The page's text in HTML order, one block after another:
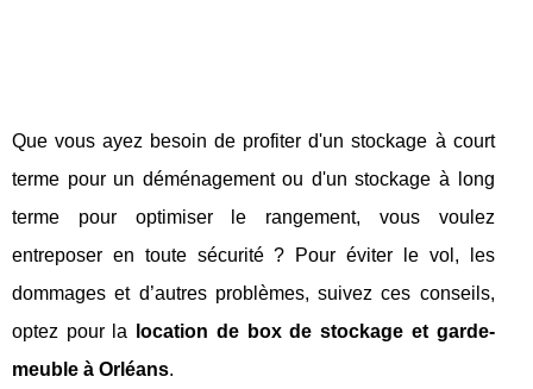
Que vous ayez besoin de profiter d'un stockage à court
terme pour un déménagement ou d'un stockage à long
terme pour optimiser le rangement, vous voulez
entreposer en toute sécurité ? Pour éviter le vol, les
dommages et d’autres problèmes, suivez ces conseils,
optez pour la
location de box de stockage et garde-
meuble à Orléans.